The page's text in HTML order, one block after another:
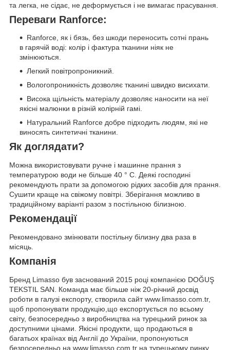
та легка, не сідає, не деформується і не вимагає прасування.
Переваги Ranforce:
Ranforce, як і бязь, без шкоди переносить сотні прань
в гарячій воді: колір і фактура тканини ніяк не
змінюються.
Легкий повітропроникний.
Вологопроникність дозволяє тканині швидко висихати.
Висока щільність матеріалу дозволяє наносити на неї
якісні малюнки в різній колірній гамі.
Натуральний Ranforce добре підходить людям, які не
виносять синтетичні тканини.
Як доглядати?
Можна використовувати ручне і машинне прання з
температурою води не більше 40 ° C. Деякі господині
рекомендують прати за допомогою рідких засобів для прання.
Сушити краще на свіжому повітрі. Зберігання можливо в
традиційному варіанті разом з постільною білизною.
Рекомендації
Рекомендовано змінювати постільну білизну два раза в
місяць.
Компанія
Бренд Limasso був заснований 2015 році компанією DOĞUŞ
TEKSTIL SAN. Команда має більше ніж 20-річний досвід
роботи в галузі експорту, створила сайт www.limasso.com.tr,
щоб пропонувати продукцію,що експортується по всьому
світу, безпосередньо з виробництва на турецький ринок за
доступними цінами. Якісні продукти, що продаються в
багатьох країнах від Англії до України, пропонуються
безпосередньо на www.limasso.com.tr на турецькому ринку